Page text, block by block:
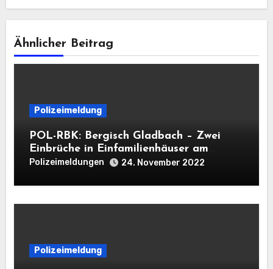
Ähnlicher Beitrag
Polizeimeldung
POL-RBK: Bergisch Gladbach – Zwei
Einbrüche in Einfamilienhäuser am
Mittwoch
Polizeimeldungen 24. November 2022
Polizeimeldung